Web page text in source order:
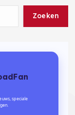
Zoeken
speciale